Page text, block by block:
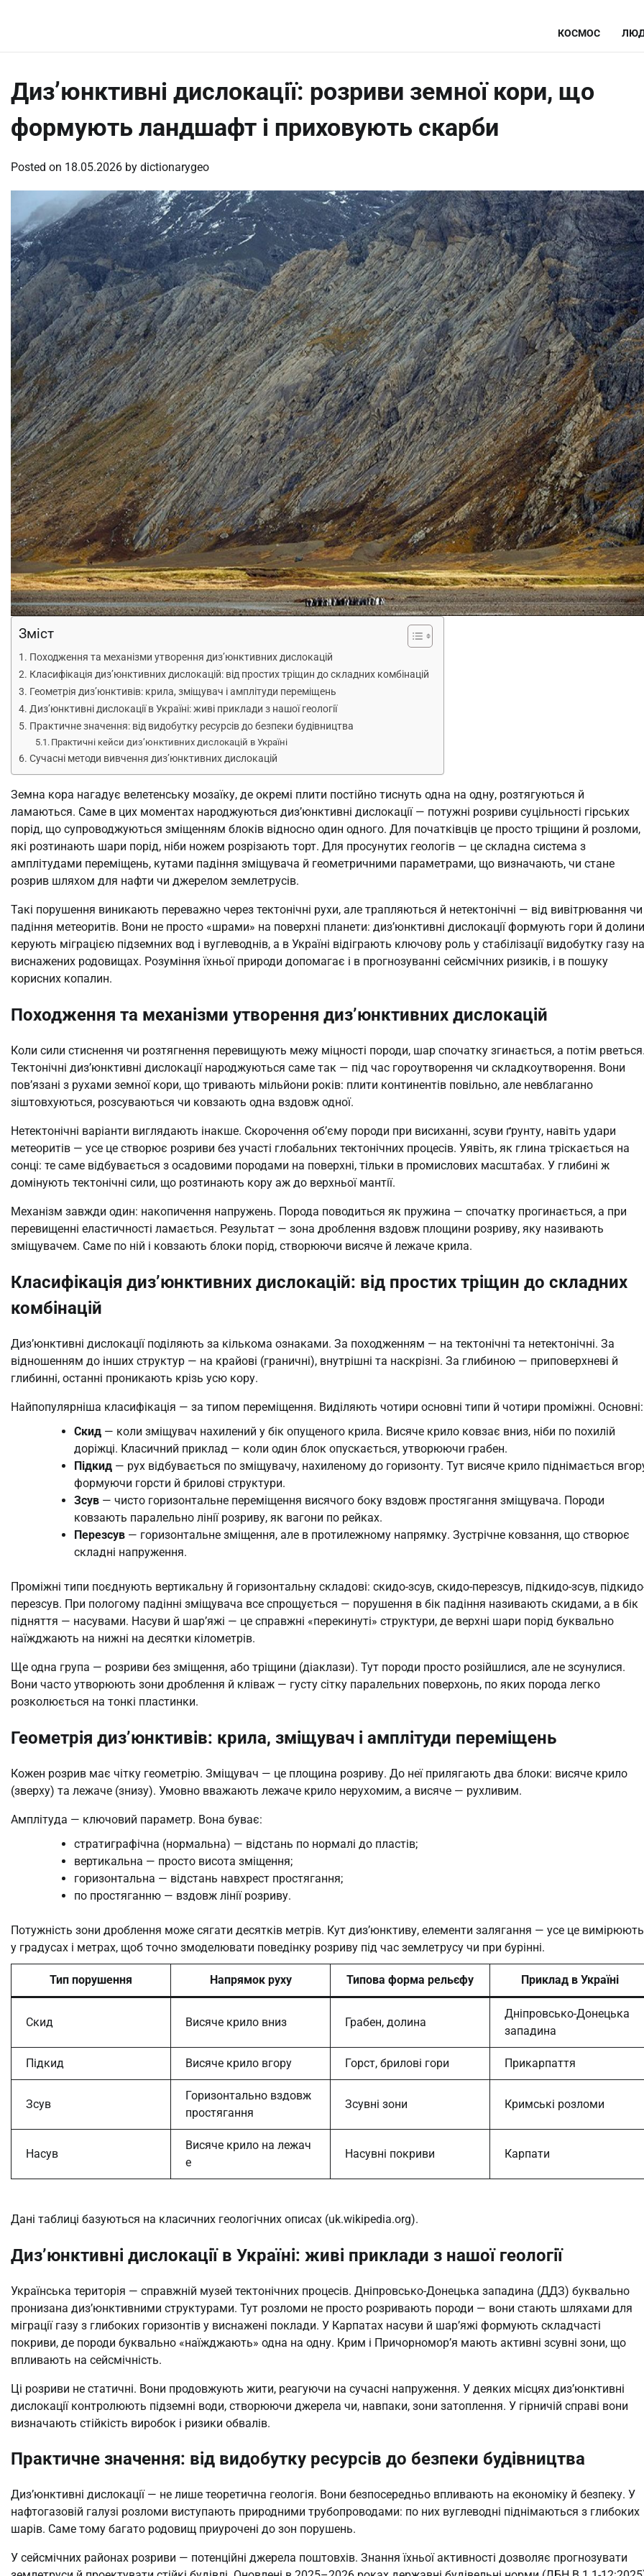
КОСМОС
Диз’юнктивні дислокації: розриви земної кори, що
формують ландшафт і приховують скарби
Posted on 18.05.2026 by dictionarygeo
Зміст
Походження та механізми утворення диз’юнктивних дислокацій
Класифікація диз’юнктивних дислокацій: від простих тріщин до складних комбінацій
Геометрія диз’юнктивів: крила, зміщувач і амплітуди переміщень
Диз’юнктивні дислокації в Україні: живі приклади з нашої геології
Практичне значення: від видобутку ресурсів до безпеки будівництва
Практичні кейси диз’юнктивних дислокацій в Україні
Сучасні методи вивчення диз’юнктивних дислокацій
Земна кора нагадує велетенську мозаїку, де окремі плити постійно тиснуть одна на одну, розтягуються й
ламаються. Саме в цих моментах народжуються диз’юнктивні дислокації — потужні розриви суцільності гірських
порід, що супроводжуються зміщенням блоків відносно один одного. Для початківців це просто тріщини й розломи,
які розтинають шари порід, ніби ножем розрізають торт. Для просунутих геологів — це складна система з
амплітудами переміщень, кутами падіння зміщувача й геометричними параметрами, що визначають, чи стане
розрив шляхом для нафти чи джерелом землетрусів.
Такі порушення виникають переважно через тектонічні рухи, але трапляються й нетектонічні — від вивітрювання чи
падіння метеоритів. Вони не просто «шрами» на поверхні планети: диз’юнктивні дислокації формують гори й
керують міграцією підземних вод і вуглеводнів, а в Україні відіграють ключову роль у стабілізації видобутку газу на
виснажених родовищах. Розуміння їхньої природи допомагає і в прогнозуванні сейсмічних ризиків, і в пошуку
корисних копалин.
Походження та механізми утворення диз’юнктивних дислокацій
Коли сили стиснення чи розтягнення перевищують межу міцності породи, шар спочатку згинається, а потім
Тектонічні диз’юнктивні дислокації народжуються саме так — під час гороутворення чи складкоутворення. Вони
пов’язані з рухами земної кори, що тривають мільйони років: плити континентів повільно, але невблаганно
зіштовхуються, розсуваються чи ковзають одна вздовж одної.
Нетектонічні варіанти виглядають інакше. Скорочення об’єму породи при висиханні, зсуви ґрунту, навіть удари
метеоритів — усе це створює розриви без участі глобальних тектонічних процесів. Уявіть, як глина тріскається на
сонці: те саме відбувається з осадовими породами на поверхні, тільки в промислових масштабах. У глибині ж
домінують тектонічні сили, що розтинають кору аж до верхньої мантії.
Механізм завжди один: накопичення напружень. Порода поводиться як пружина — спочатку прогинається, а при
перевищенні еластичності ламається. Результат — зона дроблення вздовж площини розриву, яку називають
зміщувачем. Саме по ній і ковзають блоки порід, створюючи висяче й лежаче крила.
Класифікація диз’юнктивних дислокацій: від простих тріщин до складних
комбінацій
Диз’юнктивні дислокації поділяють за кількома ознаками. За походженням — на тектонічні та нетектонічні. За
відношенням до інших структур — на крайові (граничні), внутрішні та наскрізні. За глибиною — приповерхневі й
глибинні, останні проникають крізь усю кору.
Найпопулярніша класифікація — за типом переміщення. Виділяють чотири основні типи й чотири проміжні. Основні:
Скид — коли зміщувач нахилений у бік опущеного крила. Висяче крило ковзає вниз, ніби по похилій
доріжці. Класичний приклад — коли один блок опускається, утворюючи грабен.
Підкид — рух відбувається по зміщувачу, нахиленому до горизонту. Тут висяче крило піднімається
формуючи горсти й брилові структури.
Зсув — чисто горизонтальне переміщення висячого боку вздовж простягання зміщувача. Породи
ковзають паралельно лінії розриву, як вагони по рейках.
Перезсув — горизонтальне зміщення, але в протилежному напрямку. Зустрічне ковзання, що створює
складні напруження.
Проміжні типи поєднують вертикальну й горизонтальну складові: скидо-зсув, скидо-перезсув, підкидо-зсув,
перезсув. При пологому падінні зміщувача все спрощується — порушення в бік падіння називають скидами, а в бік
підняття — насувами. Насуви й шар’яжі — це справжні «перекинуті» структури, де верхні шари порід буквально
наїжджають на нижні на десятки кілометрів.
Ще одна група — розриви без зміщення, або тріщини (діаклази). Тут породи просто розійшлися, але не зсунулися.
Вони часто утворюють зони дроблення й кліваж — густу сітку паралельних поверхонь, по яких порода легко
розколюється на тонкі пластинки.
Геометрія диз’юнктивів: крила, зміщувач і амплітуди переміщень
Кожен розрив має чітку геометрію. Зміщувач — це площина розриву. До неї прилягають два блоки: висяче крило
(зверху) та лежаче (знизу). Умовно вважають лежаче крило нерухомим, а висяче — рухливим.
Амплітуда — ключовий параметр. Вона буває:
стратиграфічна (нормальна) — відстань по нормалі до пластів;
вертикальна — просто висота зміщення;
горизонтальна — відстань навхрест простягання;
по простяганню — вздовж лінії розриву.
Потужність зони дроблення може сягати десятків метрів. Кут диз’юнктиву, елементи залягання — усе це вимірюють
у градусах і метрах, щоб точно змоделювати поведінку розриву під час землетрусу чи при бурінні.
Тип порушення Напрямок руху Типова форма рельєфу Приклад в Україні
Скид Висяче крило вниз Грабен, долина
Дніпровсько-Донецька
западина
Підкид Висяче крило вгору Горст, брилові гори Прикарпаття
Зсув
Горизонтально вздовж
простягання
Зсувні зони Кримські розломи
Насув
Висяче крило на лежач
е
Насувні покриви Карпати
Дані таблиці базуються на класичних геологічних описах (uk.wikipedia.org).
Диз’юнктивні дислокації в Україні: живі приклади з нашої геології
Українська територія — справжній музей тектонічних процесів. Дніпровсько-Донецька западина (ДДЗ) буквально
пронизана диз’юнктивними структурами. Тут розломи не просто розривають породи — вони стають шляхами для
міграції газу з глибоких горизонтів у виснажені поклади. У Карпатах насуви й шар’яжі формують складчасті
покриви, де породи буквально «наїжджають» одна на одну. Крим і Причорномор’я мають активні зсувні зони, що
впливають на сейсмічність.
Ці розриви не статичні. Вони продовжують жити, реагуючи на сучасні напруження. У деяких місцях диз’юнктивні
дислокації контролюють підземні води, створюючи джерела чи, навпаки, зони затоплення. У гірничій справі вони
визначають стійкість виробок і ризики обвалів.
Практичне значення: від видобутку ресурсів до безпеки будівництва
Диз’юнктивні дислокації — не лише теоретична геологія. Вони безпосередньо впливають на економіку й безпеку. У
нафтогазовій галузі розломи виступають природними трубопроводами: по них вуглеводні піднімаються з глибоких
шарів. Саме тому багато родовищ приурочені до зон порушень.
У сейсмічних районах розриви — потенційні джерела поштовхів. Знання їхньої активності дозволяє прогнозувати